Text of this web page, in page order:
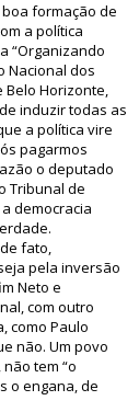
formação de
a política
“Organizando
Nacional dos
Belo Horizonte,
induzir todas as
a política vire
pagarmos
o deputado
Tribunal de
democracia
fato,
pela inversão
Neto e
com outro
como Paulo
não. Um povo
tem “o
o engana, de